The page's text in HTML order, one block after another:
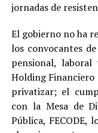
jornadas de
El gobierno no ha
los convocantes
pensional,
Holding Financiero
privatizar; el
con la Mesa de
Pública, FECODE,